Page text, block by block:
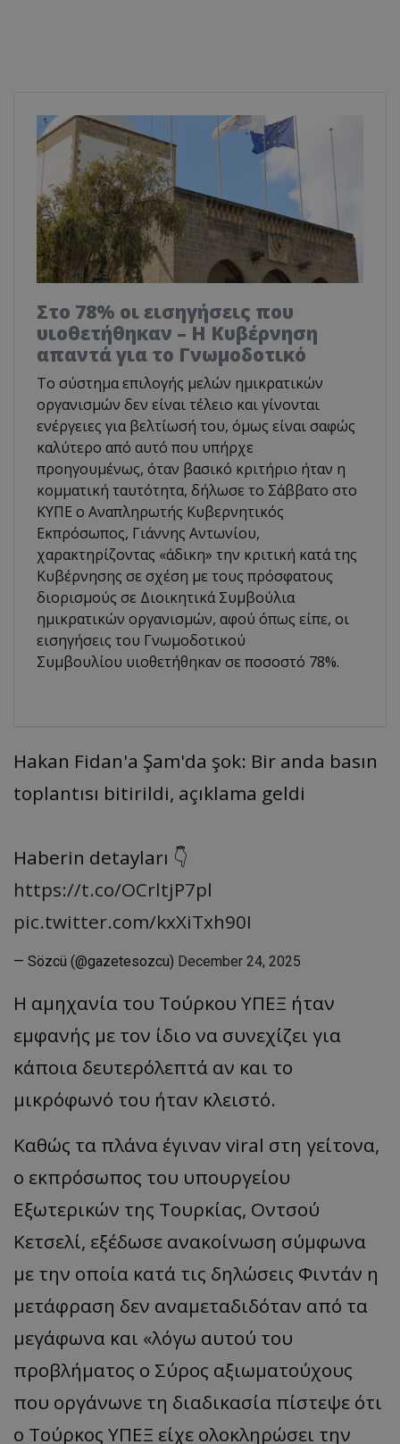
Στο 78% οι εισηγήσεις που
υιοθετήθηκαν – Η Κυβέρνηση
απαντά για το Γνωμοδοτικό
Το σύστημα επιλογής μελών ημικρατικών
οργανισμών δεν είναι τέλειο και γίνονται
ενέργειες για βελτίωσή του, όμως είναι σαφώς
καλύτερο από αυτό που υπήρχε
προηγουμένως, όταν βασικό κριτήριο ήταν η
κομματική ταυτότητα, δήλωσε το Σάββατο στο
ΚΥΠΕ ο Αναπληρωτής Κυβερνητικός
Εκπρόσωπος, Γιάννης Αντωνίου,
χαρακτηρίζοντας «άδικη» την κριτική κατά της
Κυβέρνησης σε σχέση με τους πρόσφατους
διορισμούς σε Διοικητικά Συμβούλια
ημικρατικών οργανισμών, αφού όπως είπε, οι
εισηγήσεις του Γνωμοδοτικού
Συμβουλίου υιοθετήθηκαν σε ποσοστό 78%.
Hakan Fidan'a Şam'da şok: Bir anda basın
toplantısı bitirildi, açıklama geldi
Haberin detayları 👇
https://t.co/OCrltjP7pl
pic.twitter.com/kxXiTxh90I
— Sözcü (@gazetesozcu) December 24, 2025
Η αμηχανία του Τούρκου ΥΠΕΞ ήταν
εμφανής με τον ίδιο να συνεχίζει για
κάποια δευτερόλεπτά αν και το
μικρόφωνό του ήταν κλειστό.
Καθώς τα πλάνα έγιναν viral στη γείτονα,
ο εκπρόσωπος του υπουργείου
Εξωτερικών της Τουρκίας, Οντσού
Κετσελί, εξέδωσε ανακοίνωση σύμφωνα
με την οποία κατά τις δηλώσεις Φιντάν η
μετάφραση δεν αναμεταδιδόταν από τα
μεγάφωνα και «λόγω αυτού του
προβλήματος ο Σύρος αξιωματούχους
που οργάνωνε τη διαδικασία πίστεψε ότι
ο Τούρκος ΥΠΕΞ είχε ολοκληρώσει την